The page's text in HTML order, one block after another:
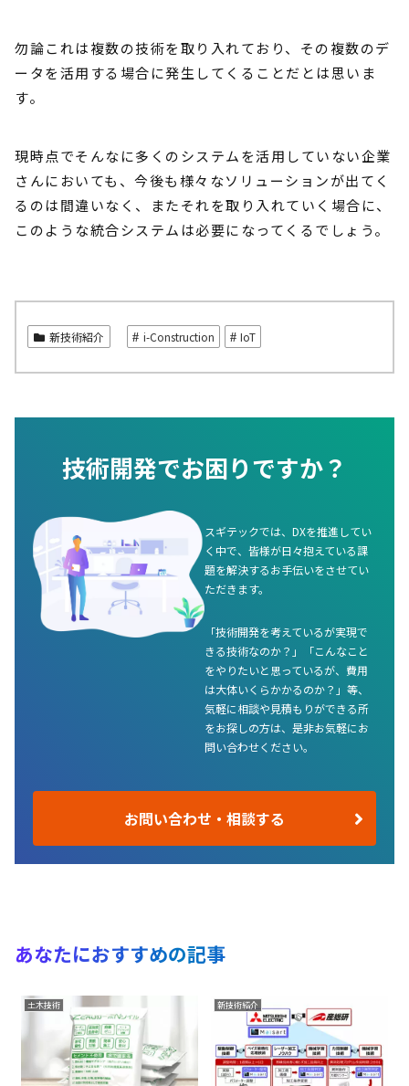
勿論これは複数の技術を取り入れており、その複数のデ
ータを活用する場合に発生してくることだとは思いま
す。
現時点でそんなに多くのシステムを活用していない企業
さんにおいても、今後も様々なソリューションが出てく
るのは間違いなく、またそれを取り入れていく場合に、
このような統合システムは必要になってくるでしょう。
新技術紹介 i-Construction IoT
技術開発でお困りですか？
スギテックでは、DXを推進してい
く中で、皆様が日々抱えている課
題を解決するお手伝いをさせてい
ただきます。
「技術開発を考えているが実現で
きる技術なのか？」「こんなこと
をやりたいと思っているが、費用
は大体いくらかかるのか？」等、
気軽に相談や見積もりができる所
をお探しの方は、是非お気軽にお
問い合わせください。
お問い合わせ・相談する
あなたにおすすめの記事
土木技術 新技術紹介